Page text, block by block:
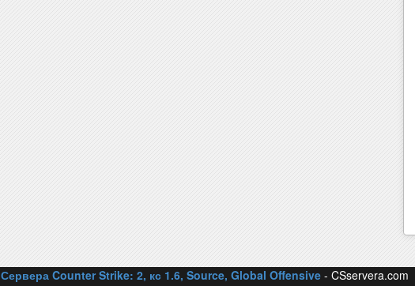
Сервера Counter Strike: 2, кс 1.6, Source, Global Offensive- CSservera.com